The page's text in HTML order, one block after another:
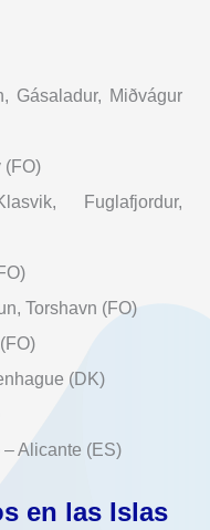
Gásaladur, Miðvágur
(FO)
Fuglafjordur,
Torshavn (FO)
(DK)
Alicante (ES)
en las Islas